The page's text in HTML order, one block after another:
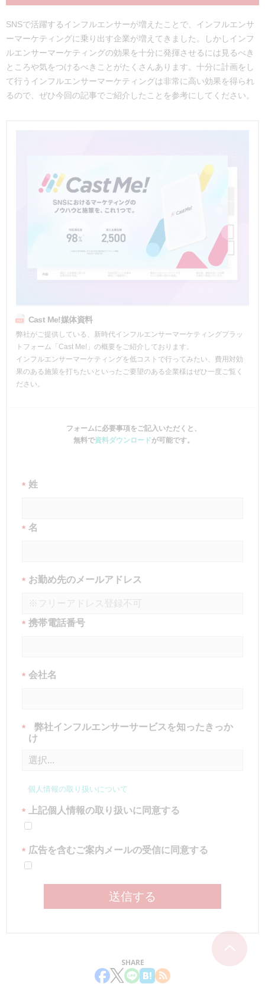
SNSで活躍するインフルエンサーが増えたことで、インフルエンサ
ーマーケティングに乗り出す企業が増えてきました。しかしインフ
ルエンサーマーケティングの効果を十分に発揮させるには見るべき
ところや気をつけるべきことがたくさんあります。十分に計画をし
て行うインフルエンサーマーケティングは非常に高い効果を得られ
るので、ぜひ今回の記事でご紹介したことを参考にしてください。
Cast Me!媒体資料
弊社がご提供している、新時代インフルエンサーマーケティングプラッ
トフォーム「Cast Me!」の概要をご紹介しております。
インフルエンサーマーケティングを低コストで行ってみたい、費用対効
果のある施策を打ちたいといったご要望のある企業様はぜひ一度ご覧く
ださい。
フォームに必要事項をご記入いただくと、
無料で資料ダウンロードが可能です。
* 姓
* 名
* お勤め先のメールアドレス
* 携帯電話番号
* 会社名
*
弊社インフルエンサーサービスを知ったきっか
け
個人情報の取り扱いについて
* 上記個人情報の取り扱いに同意する
* 広告を含むご案内メールの受信に同意する
送信する
SHARE